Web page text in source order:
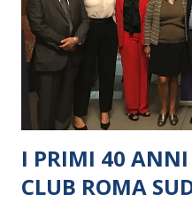
I PRIMI 40 ANNI
CLUB ROMA